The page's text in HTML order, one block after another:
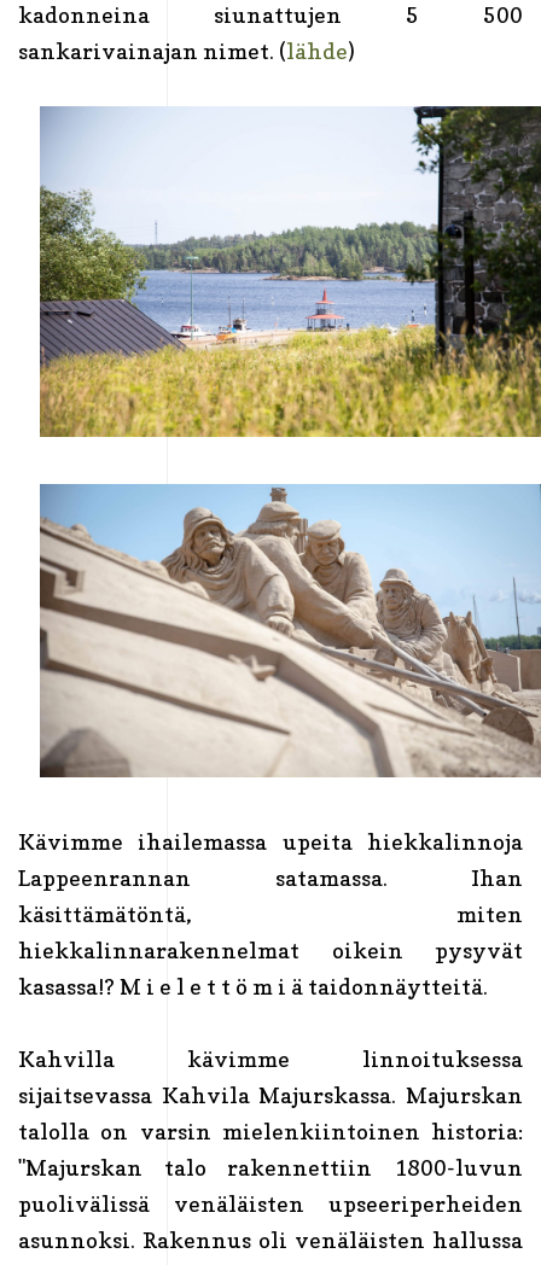
kadonneina siunattujen 5 500
sankarivainajan nimet. (lähde)
Kävimme ihailemassa upeita hiekkalinnoja
Lappeenrannan satamassa. Ihan
käsittämätöntä, miten
hiekkalinnarakennelmat oikein pysyvät
kasassa!? M i e l e t t ö m i ä taidonnäytteitä.
Kahvilla kävimme linnoituksessa
sijaitsevassa Kahvila Majurskassa. Majurskan
talolla on varsin mielenkiintoinen historia:
"Majurskan talo rakennettiin 1800-luvun
puolivälissä venäläisten upseeriperheiden
asunnoksi. Rakennus oli venäläisten hallussa